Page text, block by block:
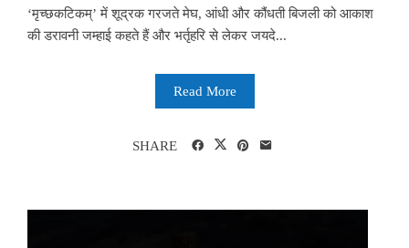
‘मृच्छकटिकम्’ में शूद्रक गरजते मेघ, आंधी और कौंधती बिजली को आकाश
की डरावनी जम्हाई कहते हैं और भर्तृहरि से लेकर जयदे...
Read More
SHARE